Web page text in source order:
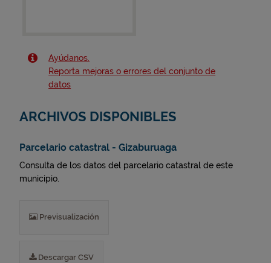
Ayúdanos.
Reporta mejoras o errores del conjunto de
datos
ARCHIVOS DISPONIBLES
Parcelario catastral - Gizaburuaga
Consulta de los datos del parcelario catastral de este
municipio.
Previsualización
Descargar CSV